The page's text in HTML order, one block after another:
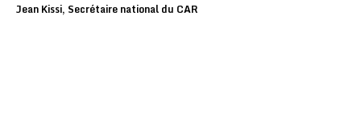
Jean Kissi, Secrétaire national du CAR